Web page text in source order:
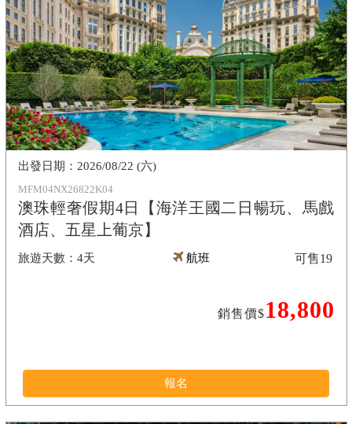
MFM04NX26822K04
澳珠輕奢假期4日【海洋王國二日暢玩、馬戲
酒店、五星上葡京】
4天
2026/08/22 (六)
航班
銷售價$18,800
可售19
報名